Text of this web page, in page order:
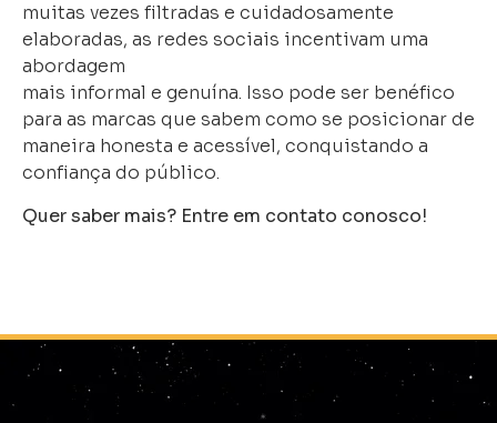
muitas vezes filtradas e cuidadosamente
elaboradas, as redes sociais incentivam uma
abordagem
mais informal e genuína. Isso pode ser benéfico
para as marcas que sabem como se posicionar de
maneira honesta e acessível, conquistando a
confiança do público.
Quer saber mais? Entre em contato conosco!